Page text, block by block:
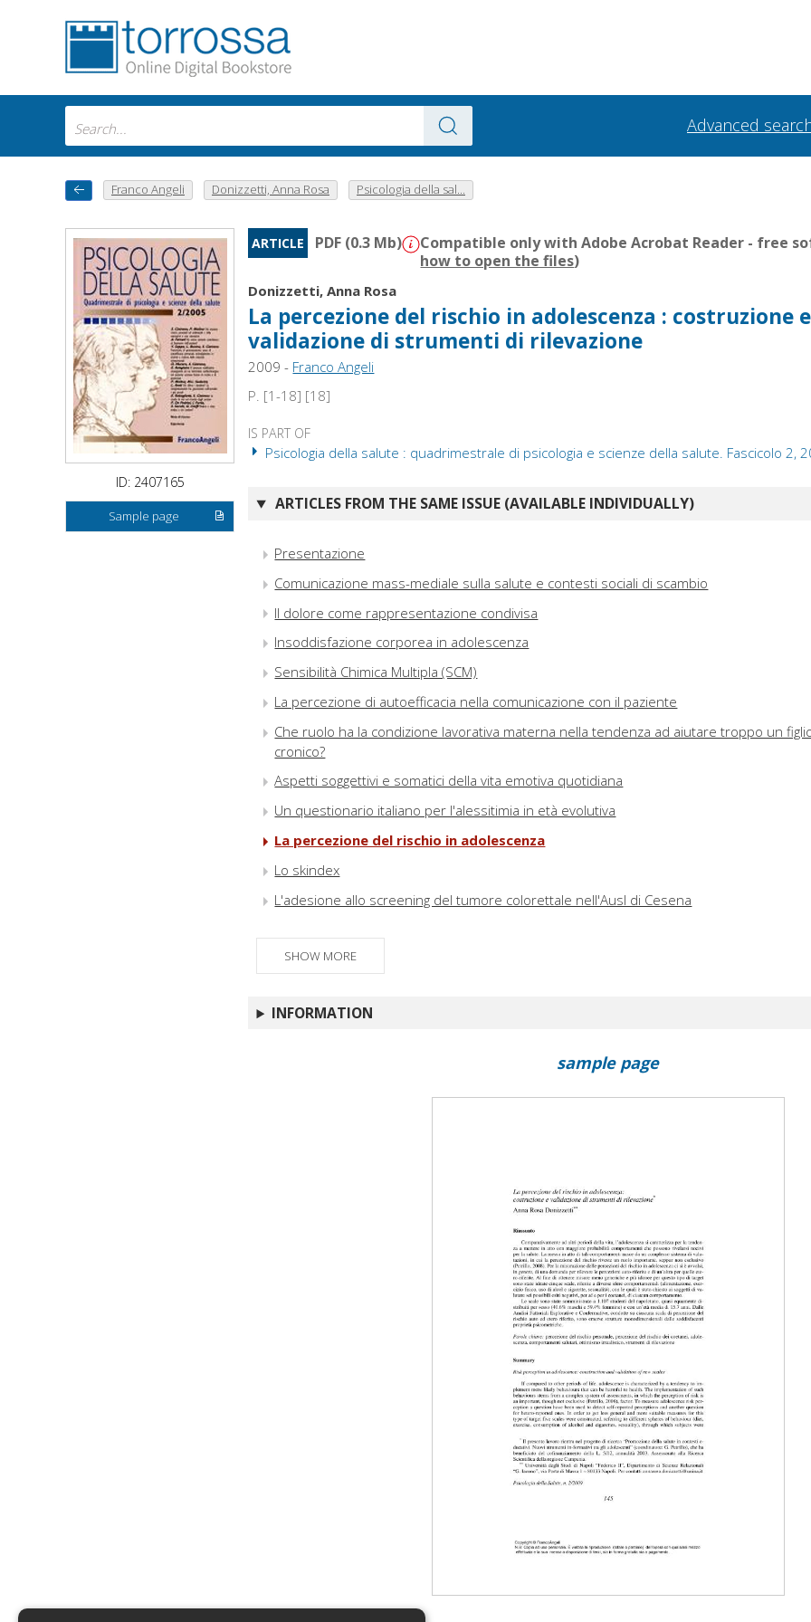
Advanced
Franco Angeli Donizzetti, Anna Rosa Psicologia della sal...
ID: 2407165
Sample page
ARTICLE PDF (0.3 Mb) Compatible only with Adobe Acrobat Reader - free
how to open the files)
Donizzetti, Anna Rosa
La percezione del rischio in adolescenza : costruzione e
validazione di strumenti di rilevazione
2009 - Franco Angeli
P. [1-18] [18]
IS PART OF
Psicologia della salute : quadrimestrale di psicologia e scienze della salute. Fascicolo 2,
ARTICLES FROM THE SAME ISSUE (AVAILABLE INDIVIDUALLY)
Presentazione
Comunicazione mass-mediale sulla salute e contesti sociali di scambio
Il dolore come rappresentazione condivisa
Insoddisfazione corporea in adolescenza
Sensibilità Chimica Multipla (SCM)
La percezione di autoefficacia nella comunicazione con il paziente
Che ruolo ha la condizione lavorativa materna nella tendenza ad aiutare troppo un
cronico?
Aspetti soggettivi e somatici della vita emotiva quotidiana
Un questionario italiano per l'alessitimia in età evolutiva
La percezione del rischio in adolescenza
Lo skindex
L'adesione allo screening del tumore colorettale nell'Ausl di Cesena
SHOW MORE
INFORMATION
sample page